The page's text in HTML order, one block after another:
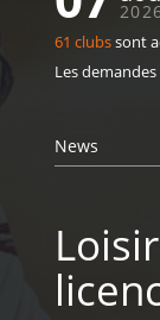
61 clubssont
Les
News